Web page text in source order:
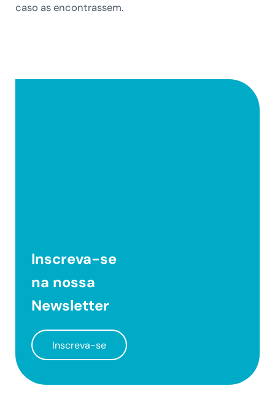
caso as encontrassem.
Inscreva-se
na nossa
Newsletter
Inscreva-se